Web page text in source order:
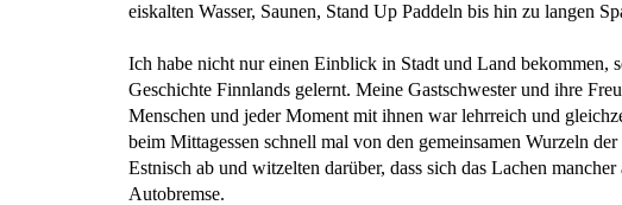
eiskalten Wasser, Saunen, Stand Up Paddeln bis hin zu langen
Ich habe nicht nur einen Einblick in Stadt und Land bekommen,
Geschichte Finnlands gelernt. Meine Gastschwester und ihre
Menschen und jeder Moment mit ihnen war lehrreich und
beim Mittagessen schnell mal von den gemeinsamen Wurzeln
Estnisch ab und witzelten darüber, dass sich das Lachen
Autobremse.